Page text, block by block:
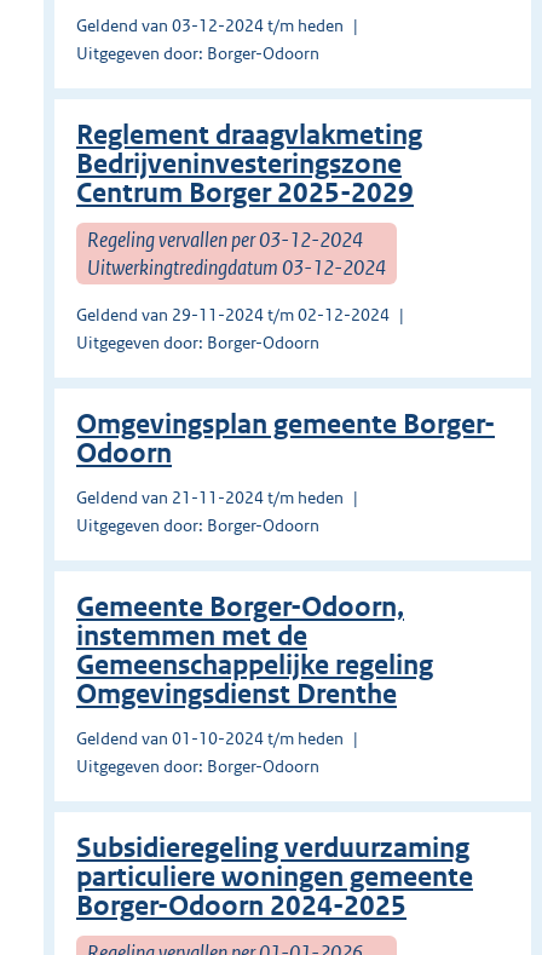
Geldend van 03-12-2024 t/m heden
Uitgegeven door: Borger-Odoorn
Reglement draagvlakmeting
Bedrijveninvesteringszone
Centrum Borger 2025-2029
Regeling vervallen per 03-12-2024
Uitwerkingtredingdatum 03-12-2024
Geldend van 29-11-2024 t/m 02-12-2024
Uitgegeven door: Borger-Odoorn
Omgevingsplan gemeente Borger-
Odoorn
Geldend van 21-11-2024 t/m heden
Uitgegeven door: Borger-Odoorn
Gemeente Borger-Odoorn,
instemmen met de
Gemeenschappelijke regeling
Omgevingsdienst Drenthe
Geldend van 01-10-2024 t/m heden
Uitgegeven door: Borger-Odoorn
Subsidieregeling verduurzaming
particuliere woningen gemeente
Borger-Odoorn 2024-2025